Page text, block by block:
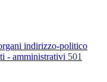
indirizzo-politico
- amministrativi 501